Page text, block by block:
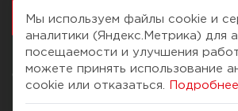
О компании
История Компании
Помощь
Доставка
Мы используем файлы cookie и
аналитики (Яндекс.Метрика) для
посещаемости и улучшения
можете принять использование
cookie или отказаться.
Подробнее